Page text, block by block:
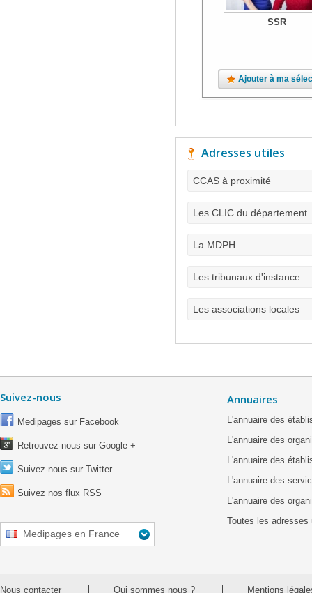
SSR
Ajouter à ma
Adresses utiles
CCAS à proximité
Les CLIC du département
La MDPH
Les tribunaux d'instance
Les associations locales
Suivez-nous
Medipages sur Facebook
Retrouvez-nous sur Google +
Suivez-nous sur Twitter
Suivez nos flux RSS
Medipages en France
Annuaires
L'annuaire des
L'annuaire des
L'annuaire des
L'annuaire des
L'annuaire des
Toutes les adresses
Nous contacter Qui sommes nous ? Mentions